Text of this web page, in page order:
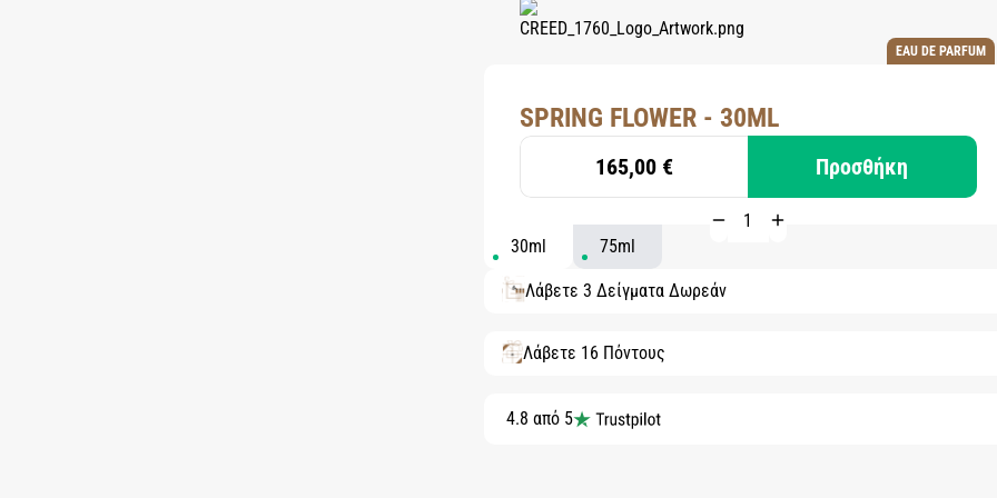
EAU DE PARFUM
SPRING FLOWER - 30ML
165,00 € Προσθήκη
30ml 75ml
Λάβετε 3 Δείγματα Δωρεάν
Λάβετε 16 Πόντους
4.8 από 5